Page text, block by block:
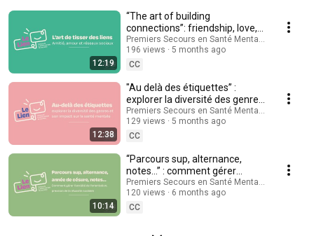
quotidien dans cette période de profonds bouleversements ? Le
podcast "Le lien" apporte des réponses aux questions que se posent les
adultes sur la santé mentale des adolescents, pour donner des clés de
compréhension aux parents, aux proches et aux professionnels qui les
soutiennent au quotidien. Le podcast "Le lien" a été réalisé en partenariat
avec "Parentalité et Adolescence" et rendu possible grâce au Self-Esteem
Club d’Erborian, partenaire de PSSM France.
12:19
“The art of building
connections”: friendship, love,
and social networks
Premiers Secours en Santé Mentale - France
196 views
5 months ago
CC
12:38
"Au delà des étiquettes” :
explorer la diversité des genres
et son impact sur la santé
mentale
Premiers Secours en Santé Mentale - France
129 views
5 months ago
CC
10:14
“Parcours sup, alternance,
notes…” : comment gérer
l’anxiété de l’orientation,
pression de la réussi
Premiers Secours en Santé Mentale - France
120 views
6 months ago
CC